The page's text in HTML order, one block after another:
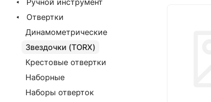
Ручной инструмент
Отвертки
Динамометрические
Звездочки (TORX)
Крестовые отвертки
Наборные
Наборы отверток